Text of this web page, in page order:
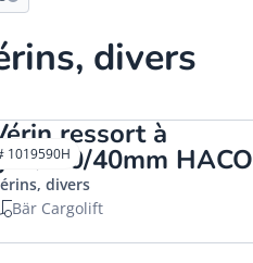
divers
ressort à
40mm HACO
divers
Bär Cargolift
1019590H